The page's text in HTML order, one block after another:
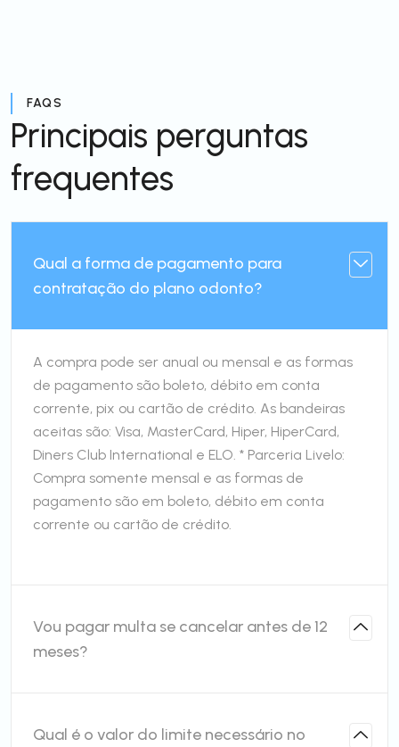
FAQS
Principais perguntas
frequentes
Qual a forma de pagamento para
contratação do plano odonto?
A compra pode ser anual ou mensal e as formas
de pagamento são boleto, débito em conta
corrente, pix ou cartão de crédito. As bandeiras
aceitas são: Visa, MasterCard, Hiper, HiperCard,
Diners Club International e ELO. * Parceria Livelo:
Compra somente mensal e as formas de
pagamento são em boleto, débito em conta
corrente ou cartão de crédito.
Vou pagar multa se cancelar antes de 12
meses?
Qual é o valor do limite necessário no